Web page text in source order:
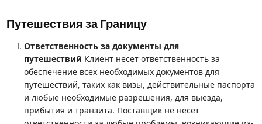
Путешествия за Границу
Ответственность за документы для
путешествий Клиент несет ответственность за
обеспечение всех необходимых документов для
путешествий, таких как визы, действительные паспорта
и любые необходимые разрешения, для выезда,
прибытия и транзита. Поставщик не несет